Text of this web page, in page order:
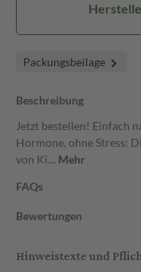
Packungsbeilage
Beschreibung
Jetzt bestellen! Einfach
Hormone, ohne Stress:
von Ki… Mehr
FAQs
Bewertungen
Hinweistexte und